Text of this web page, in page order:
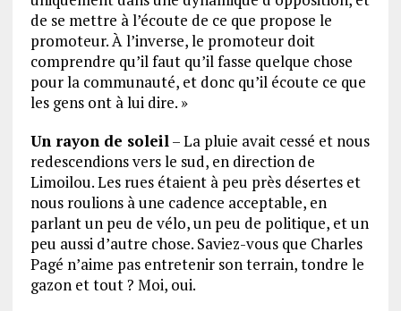
de se mettre à l’écoute de ce que propose le
promoteur. À l’inverse, le promoteur doit
comprendre qu’il faut qu’il fasse quelque chose
pour la communauté, et donc qu’il écoute ce que
les gens ont à lui dire. »
Un rayon de soleil– La pluie avait cessé et nous
redescendions vers le sud, en direction de
Limoilou. Les rues étaient à peu près désertes et
nous roulions à une cadence acceptable, en
parlant un peu de vélo, un peu de politique, et un
peu aussi d’autre chose. Saviez-vous que Charles
Pagé n’aime pas entretenir son terrain, tondre le
gazon et tout ? Moi, oui.